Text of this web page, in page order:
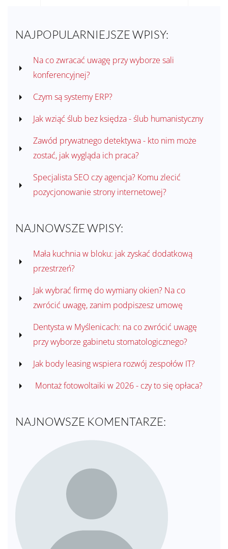
NAJPOPULARNIEJSZE WPISY:
Na co zwracać uwagę przy wyborze sali
konferencyjnej?
Czym są systemy ERP?
Jak wziąć ślub bez księdza - ślub humanistyczny
Zawód prywatnego detektywa - kto nim może
zostać, jak wygląda ich praca?
Specjalista SEO czy agencja? Komu zlecić
pozycjonowanie strony internetowej?
NAJNOWSZE WPISY:
Mała kuchnia w bloku: jak zyskać dodatkową
przestrzeń?
Jak wybrać firmę do wymiany okien? Na co
zwrócić uwagę, zanim podpiszesz umowę
Dentysta w Myślenicach: na co zwrócić uwagę
przy wyborze gabinetu stomatologicznego?
Jak body leasing wspiera rozwój zespołów IT?
Montaż fotowoltaiki w 2026 - czy to się opłaca?
NAJNOWSZE KOMENTARZE: